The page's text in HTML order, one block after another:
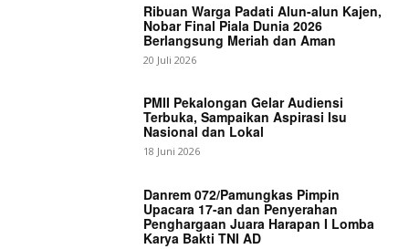
Ribuan Warga Padati Alun-alun Kajen,
Nobar Final Piala Dunia 2026
Berlangsung Meriah dan Aman
20 Juli 2026
PMII Pekalongan Gelar Audiensi
Terbuka, Sampaikan Aspirasi Isu
Nasional dan Lokal
18 Juni 2026
Danrem 072/Pamungkas Pimpin
Upacara 17-an dan Penyerahan
Penghargaan Juara Harapan I Lomba
Karya Bakti TNI AD